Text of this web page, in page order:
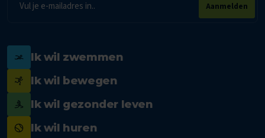
mailadres
Aanmelden
Ik wil zwemmen
Ik wil bewegen
Ik wil gezonder leven
Ik wil huren